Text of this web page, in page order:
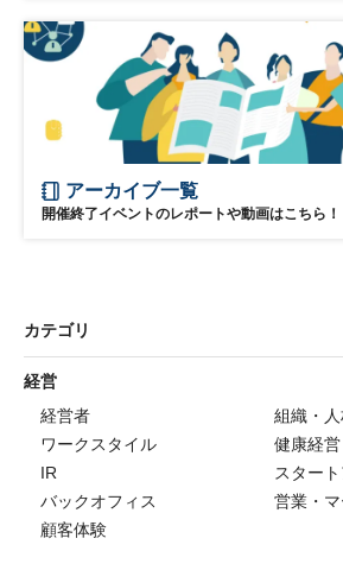
アーカイブ一覧
開催終了イベントのレポートや動画はこちら！
カテゴリ
経営
経営者
組織・
ワークスタイル
健康経営
IR
スター
バックオフィス
営業・
顧客体験